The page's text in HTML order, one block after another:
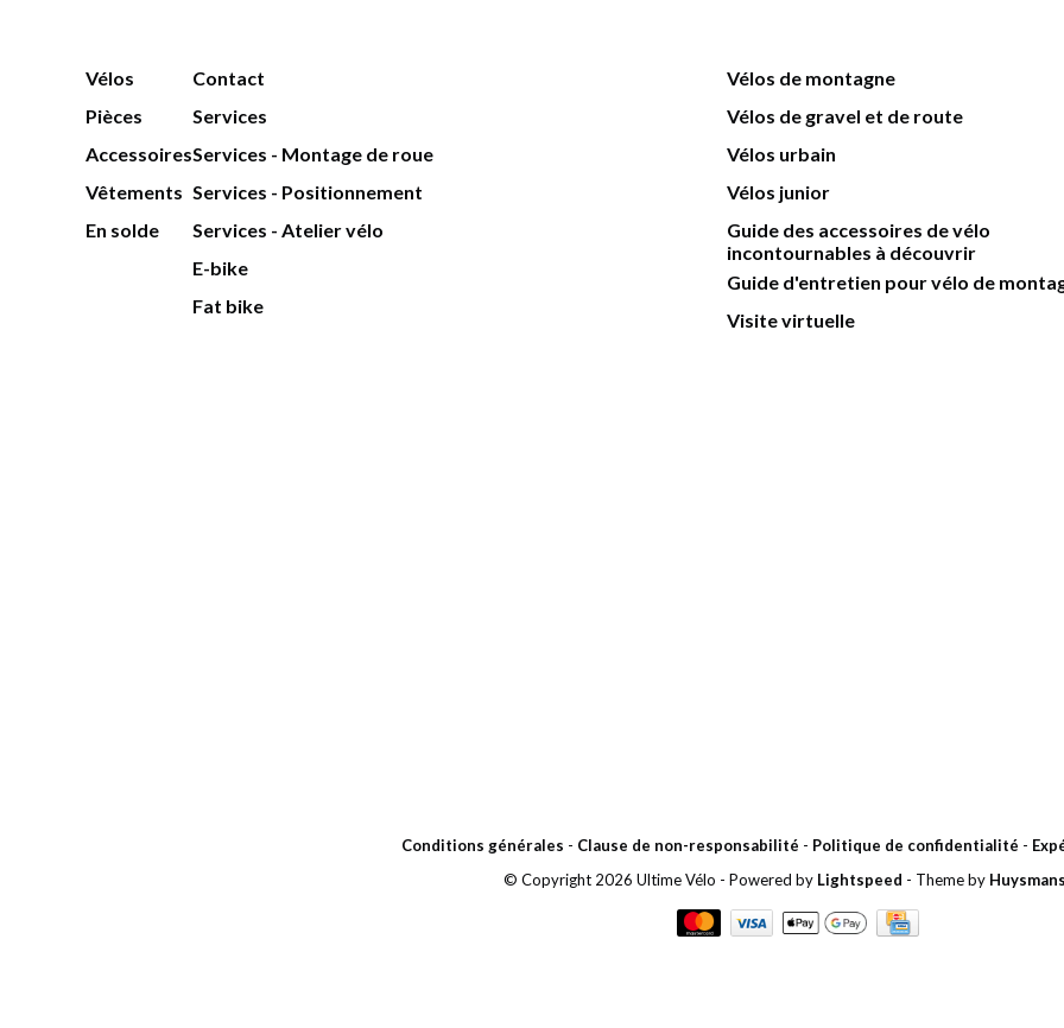
Vélos
Pièces
Accessoires
Vêtements
En solde
Contact
Services
Services - Montage de roue
Services - Positionnement
Services - Atelier vélo
E-bike
Fat bike
Vélos de montagne
Vélos de gravel et de route
Vélos urbain
Vélos junior
Guide des accessoires de vélo
incontournables à découvrir
Guide d'entretien pour vélo de
Visite virtuelle
Conditions générales - Clause de non-responsabilité - Politique de confidentialité -
© Copyright 2026 Ultime Vélo - Powered by Lightspeed - Theme by